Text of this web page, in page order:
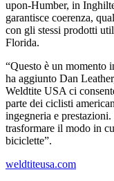
upon-Humber, in
garantisce coerenza,
con gli stessi prodotti
Florida.
“Questo è un momento
ha aggiunto Dan
Weldtite USA ci
parte dei ciclisti
ingegneria e
trasformare il modo in
biciclette”.
weldtiteusa.com